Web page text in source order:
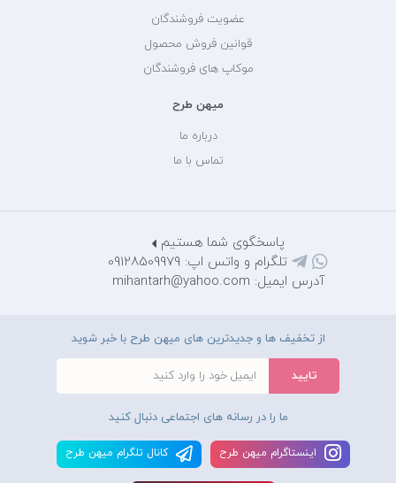
عضویت فروشندگان
قوانین فروش محصول
موکاپ های فروشندگان
میهن طرح
درباره ما
تماس با ما
پاسخگوی شما هستیم
تلگرام و واتس اپ: 09128509979
آدرس ایمیل: mihantarh@yahoo.com
از تخفیف ها و جدیدترین های میهن طرح با خبر شوید
ما را در رسانه های اجتماعی دنبال کنید
اينستاگرام ميهن طرح کانال تلگرام ميهن طرح